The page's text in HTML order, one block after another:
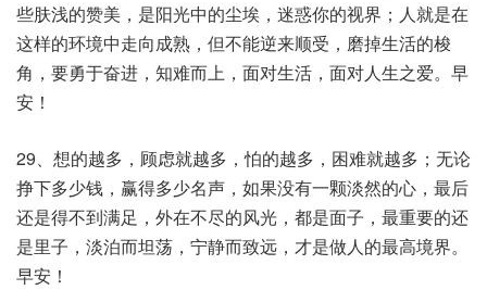
些肤浅的赞美，是阳光中的尘埃，迷惑你的视界；人就是在
这样的环境中走向成熟，但不能逆来顺受，磨掉生活的梭
角，要勇于奋进，知难而上，面对生活，面对人生之爱。早
安！
29、想的越多，顾虑就越多，怕的越多，困难就越多；无论
挣下多少钱，赢得多少名声，如果没有一颗淡然的心，最后
还是得不到满足，外在不尽的风光，都是面子，最重要的还
是里子，淡泊而坦荡，宁静而致远，才是做人的最高境界。
早安！